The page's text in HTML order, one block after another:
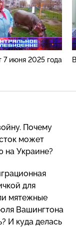
7 июня 2025 года
Почему
может
на Украине?
для
мятежные
Вашингтона
И куда делась